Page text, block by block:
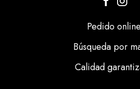
Pedido online
Búsqueda por
Calidad